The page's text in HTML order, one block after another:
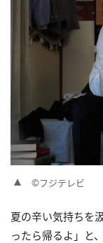
©フジテレビ
夏の辛い気持ちを
ったら帰るよ」と